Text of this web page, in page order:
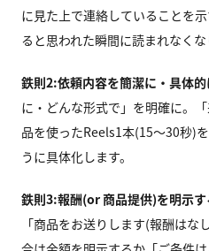
に見た上で連絡していることを
ると思われた瞬間に読まれなくな
鉄則2:依頼内容を簡潔に・具体的
に・どんな形式で」を明確に。
品を使ったReels1本(15〜30秒)
うに具体化します。
鉄則3:報酬(or 商品提供)を明示す
「商品をお送りします(報酬は